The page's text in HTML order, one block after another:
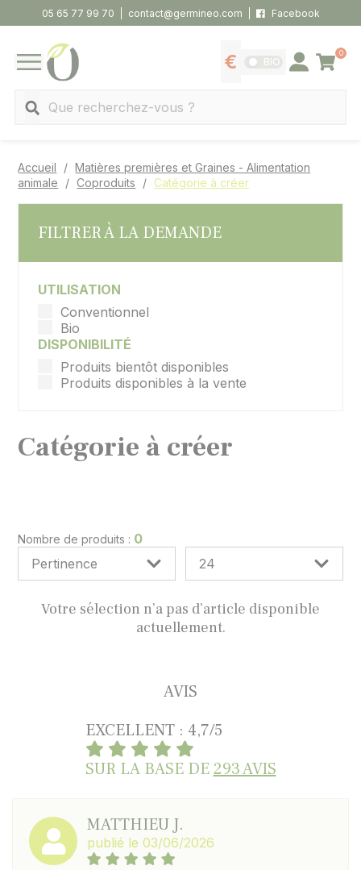
05 65 77 99 70 contact@germineo.com Facebook
MENU
Afficher les tarifs
BIO Se connecter
0
Panier
Accueil
Matières premières et Graines - Alimentation
animale
Coproduits Catégorie à créer
FILTRER À LA DEMANDE
UTILISATION
Conventionnel
Bio
DISPONIBILITÉ
Produits bientôt disponibles
Produits disponibles à la vente
Catégorie à créer
Nombre de produits : 0
Votre sélection n’a pas d’article disponible
actuellement.
AVIS
EXCELLENT : 4,7/5
SUR LA BASE DE293 AVIS
MATTHIEU J.
publié le 03/06/2026
Panneau de gestion des cookies